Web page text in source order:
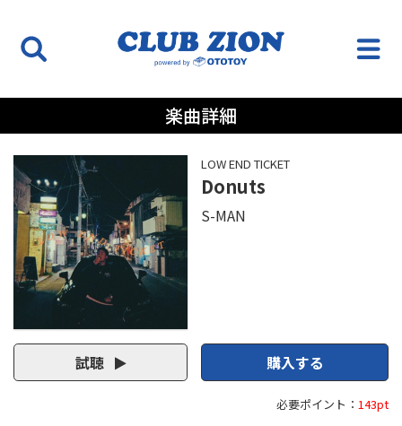
楽曲詳細
LOW END TICKET
Donuts
S-MAN
試聴 購入する
必要ポイント： 143pt